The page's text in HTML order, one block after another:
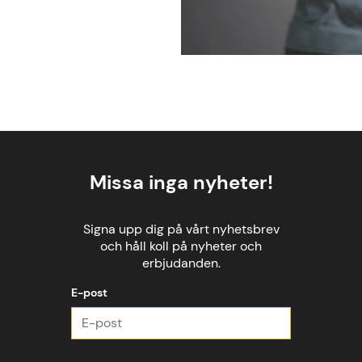
Missa inga nyheter!
Signa upp dig på vårt nyhetsbrev
och håll koll på nyheter och
erbjudanden.
E-post